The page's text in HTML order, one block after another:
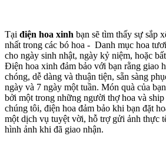
Tại điện hoa xinh bạn sẽ tìm thấy sự sắp
nhất trong các bó hoa - Danh mục hoa
cho ngày sinh nhật, ngày kỷ niệm, hoặc
Điện hoa xinh đảm bảo với bạn rằng giao
chóng, dễ dàng và thuận tiện, sẵn sàng
ngày và 7 ngày một tuần. Món quà của
bởi một trong những người thợ hoa và ship
chúng tôi, điện hoa đảm bảo khi bạn đặt
một dịch vụ tuyệt vời, hỗ trợ gửi ảnh thực
hình ảnh khi đã giao nhận.